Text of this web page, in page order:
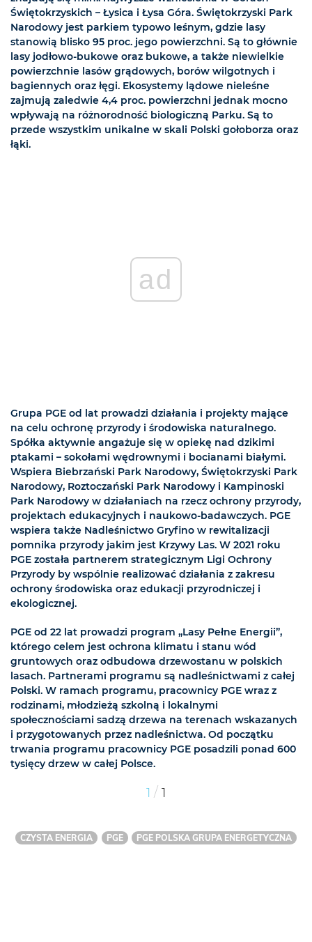
Świętokrzyskich – Łysica i Łysa Góra. Świętokrzyski Park
Narodowy jest parkiem typowo leśnym, gdzie lasy
stanowią blisko 95 proc. jego powierzchni. Są to głównie
lasy jodłowo-bukowe oraz bukowe, a także niewielkie
powierzchnie lasów grądowych, borów wilgotnych i
bagiennych oraz łęgi. Ekosystemy lądowe nieleśne
zajmują zaledwie 4,4 proc. powierzchni jednak mocno
wpływają na różnorodność biologiczną Parku. Są to
przede wszystkim unikalne w skali Polski gołoborza oraz
łąki.
ad
Grupa PGE od lat prowadzi działania i projekty mające
na celu ochronę przyrody i środowiska naturalnego.
Spółka aktywnie angażuje się w opiekę nad dzikimi
ptakami – sokołami wędrownymi i bocianami białymi.
Wspiera Biebrzański Park Narodowy, Świętokrzyski Park
Narodowy, Roztoczański Park Narodowy i Kampinoski
Park Narodowy w działaniach na rzecz ochrony przyrody,
projektach edukacyjnych i naukowo-badawczych. PGE
wspiera także Nadleśnictwo Gryfino w rewitalizacji
pomnika przyrody jakim jest Krzywy Las. W 2021 roku
PGE została partnerem strategicznym Ligi Ochrony
Przyrody by wspólnie realizować działania z zakresu
ochrony środowiska oraz edukacji przyrodniczej i
ekologicznej.
PGE od 22 lat prowadzi program „Lasy Pełne Energii”,
którego celem jest ochrona klimatu i stanu wód
gruntowych oraz odbudowa drzewostanu w polskich
lasach. Partnerami programu są nadleśnictwami z całej
Polski. W ramach programu, pracownicy PGE wraz z
rodzinami, młodzieżą szkolną i lokalnymi
społecznościami sadzą drzewa na terenach wskazanych
i przygotowanych przez nadleśnictwa. Od początku
trwania programu pracownicy PGE posadzili ponad 600
tysięcy drzew w całej Polsce.
1 / 1
CZYSTA ENERGIA PGE PGE POLSKA GRUPA ENERGETYCZNA